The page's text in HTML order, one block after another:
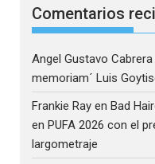
Comentarios
Angel Gustavo Cabrera
memoriam´ Luis
Frankie Ray en Bad
en PUFA 2026 con el
largometraje